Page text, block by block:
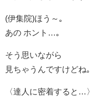
(伊集院)ほう～｡
あの ホント…｡
そう思いながら
見ちゃうんですけどね｡
〈達人に密着すると…〉